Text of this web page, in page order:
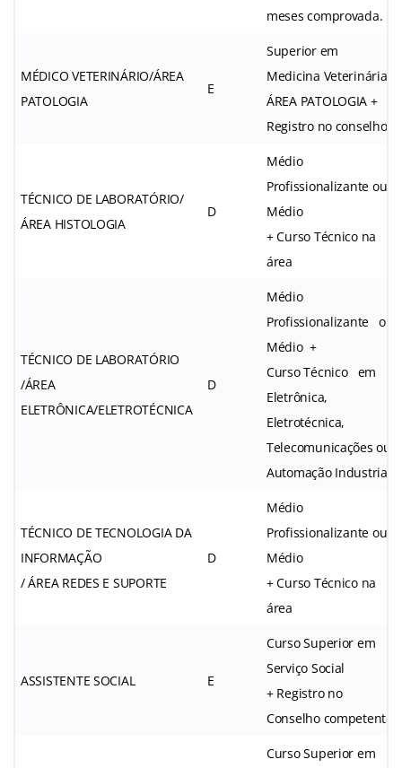
meses comprovada.
MÉDICO VETERINÁRIO/ÁREA
PATOLOGIA
E
Superior em
Medicina Veterinária/
ÁREA PATOLOGIA +
Registro no conselho
TÉCNICO DE LABORATÓRIO/
ÁREA HISTOLOGIA
D
Médio
Profissionalizante ou
Médio
+ Curso Técnico na
área
TÉCNICO DE LABORATÓRIO
/ÁREA
ELETRÔNICA/ELETROTÉCNICA
D
Médio
Profissionalizante ou
Médio +
Curso Técnico em
Eletrônica,
Eletrotécnica,
Telecomunicações ou
Automação Industrial
TÉCNICO DE TECNOLOGIA DA
INFORMAÇÃO
/ ÁREA REDES E SUPORTE
D
Médio
Profissionalizante ou
Médio
+ Curso Técnico na
área
ASSISTENTE SOCIAL E
Curso Superior em
Serviço Social
+ Registro no
Conselho competente
Curso Superior em